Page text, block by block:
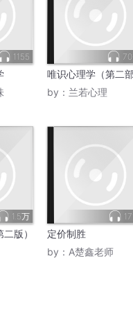
1155
唯识心理学（第二部
by： 兰若心理
1.5万
版）
定价制胜
by： A楚鑫老师